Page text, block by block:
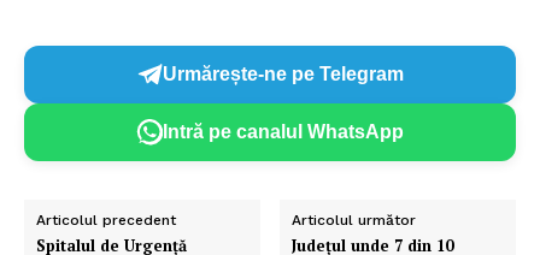
Urmărește-ne pe Telegram
Intră pe canalul WhatsApp
Articolul precedent
Spitalul de Urgență
Articolul următor
Județul unde 7 din 10